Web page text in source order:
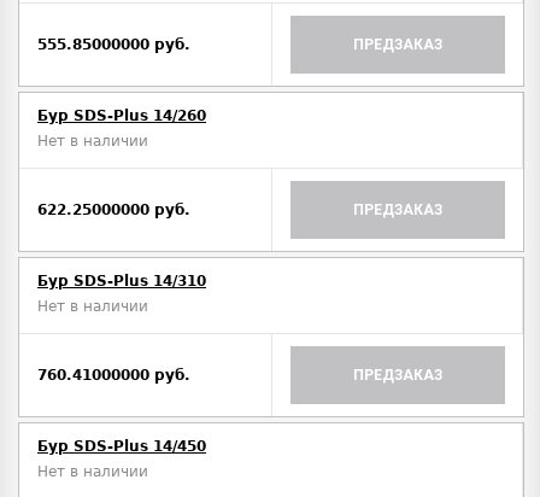
555.85000000 руб. ПРЕДЗАКАЗ
Бур SDS-Plus 14/260
Нет в наличии
622.25000000 руб. ПРЕДЗАКАЗ
Бур SDS-Plus 14/310
Нет в наличии
760.41000000 руб. ПРЕДЗАКАЗ
Бур SDS-Plus 14/450
Нет в наличии